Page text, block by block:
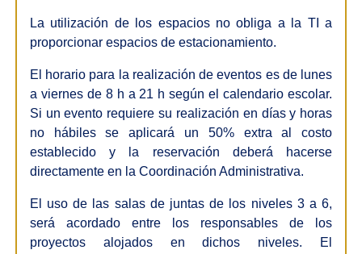
La utilización de los espacios no obliga a la TI a
proporcionar espacios de estacionamiento.
El horario para la realización de eventos es de lunes
a viernes de 8 h a 21 h según el calendario escolar.
Si un evento requiere su realización en días y horas
no hábiles se aplicará un 50% extra al costo
establecido y la reservación deberá hacerse
directamente en la Coordinación Administrativa.
El uso de las salas de juntas de los niveles 3 a 6,
será acordado entre los responsables de los
proyectos alojados en dichos niveles. El